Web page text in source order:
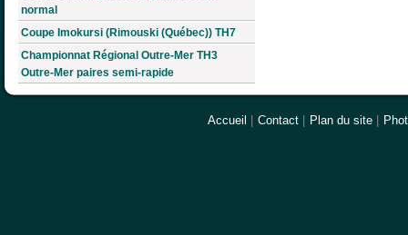
normal
Coupe Imokursi (Rimouski (Québec)) TH7
Championnat Régional Outre-Mer TH3
Outre-Mer paires semi-rapide
Accueil Contact Plan du site